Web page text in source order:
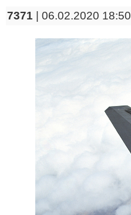
7371 | 06.02.2020 18:50